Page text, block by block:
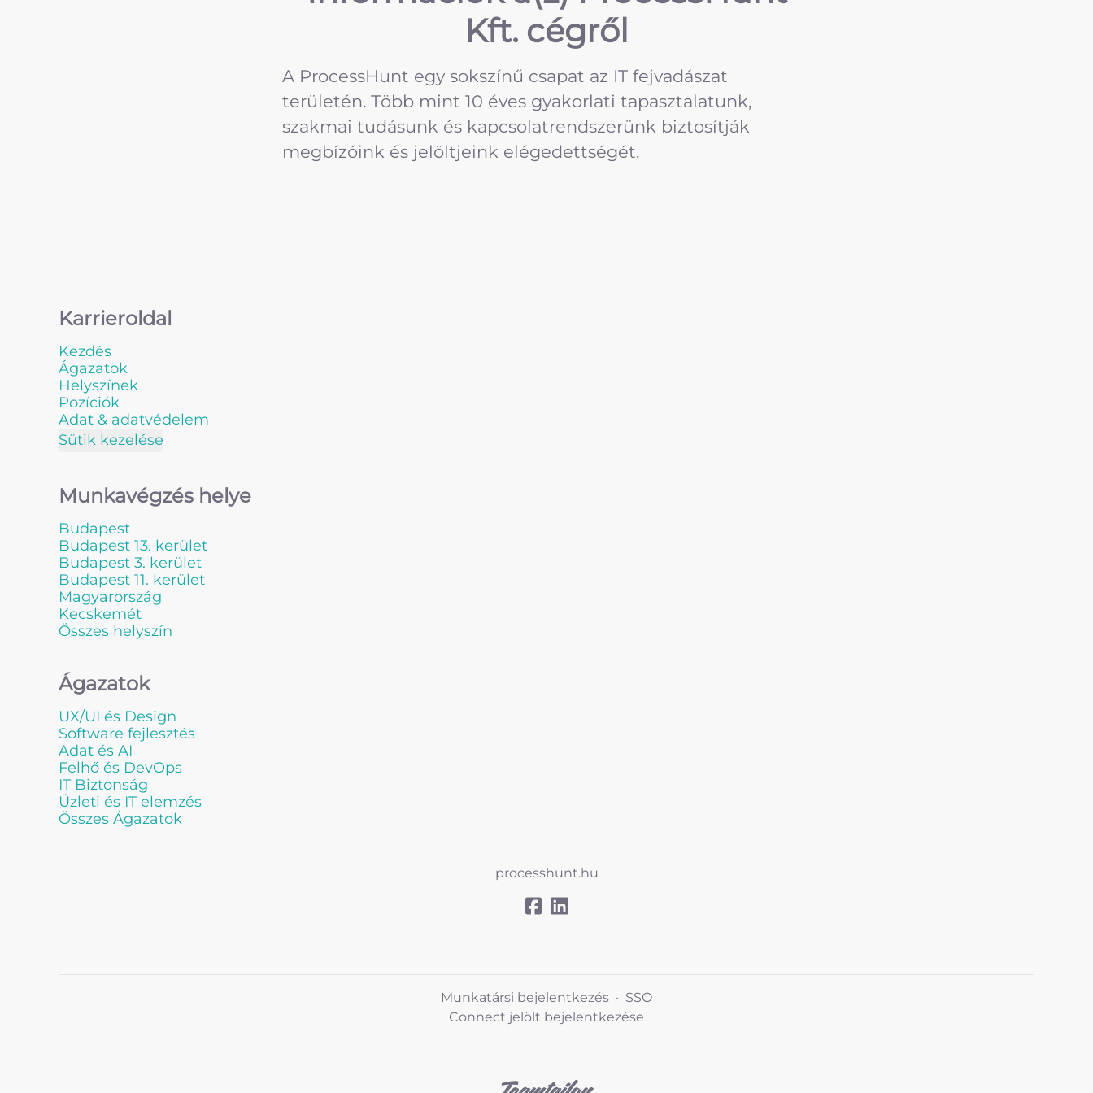
Kft. cégről
A ProcessHunt egy sokszínű csapat az IT fejvadászat
területén. Több mint 10 éves gyakorlati tapasztalatunk,
szakmai tudásunk és kapcsolatrendszerünk biztosítják
megbízóink és jelöltjeink elégedettségét.
Karrieroldal
Kezdés
Ágazatok
Helyszínek
Pozíciók
Adat & adatvédelem
Sütik kezelése
Munkavégzés helye
Budapest
Budapest 13. kerület
Budapest 3. kerület
Budapest 11. kerület
Magyarország
Kecskemét
Összes helyszín
Ágazatok
UX/UI és Design
Software fejlesztés
Adat és AI
Felhő és DevOps
IT Biztonság
Üzleti és IT elemzés
Összes Ágazatok
processhunt.hu
Munkatársi bejelentkezés · SSO
Connect jelölt bejelentkezése